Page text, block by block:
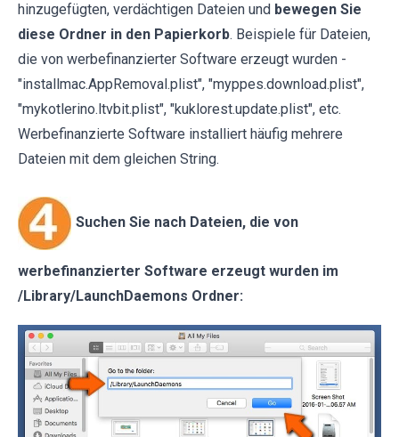
hinzugefügten, verdächtigen Dateien und bewegen Sie
diese Ordner in den Papierkorb. Beispiele für Dateien,
die von werbefinanzierter Software erzeugt wurden -
"installmac.AppRemoval.plist", "myppes.download.plist",
"mykotlerino.ltvbit.plist", "kuklorest.update.plist", etc.
Werbefinanzierte Software installiert häufig mehrere
Dateien mit dem gleichen String.
Suchen Sie nach Dateien, die von
werbefinanzierter Software erzeugt wurden im
/Library/LaunchDaemons Ordner: